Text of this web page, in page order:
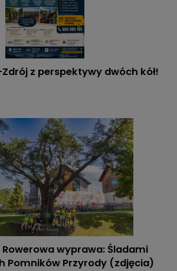
z perspektywy dwóch kół!
wyprawa: Śladami
Pomników Przyrody (zdjęcia)